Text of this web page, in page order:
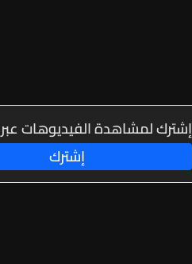
إشترك لمشاهدة الفيديوهات عبر
إشترك